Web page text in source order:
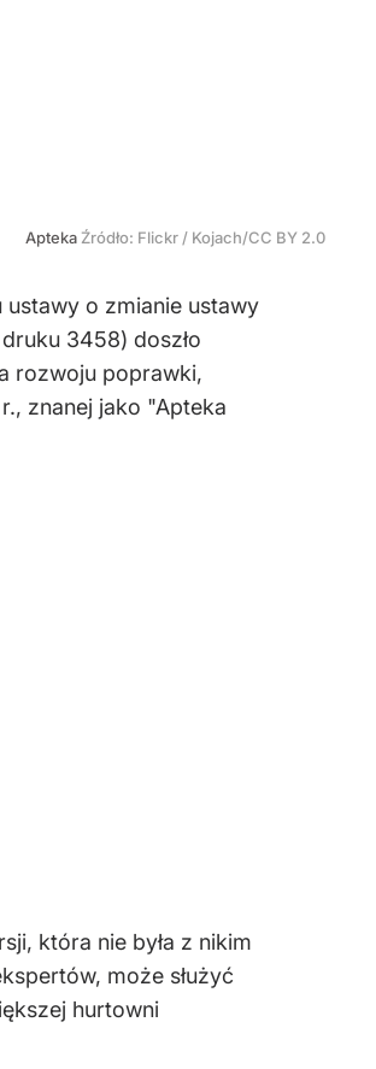
Apteka Źródło: Flickr / Kojach/CC BY 2.0
o zmianie ustawy
3458) doszło
rozwoju poprawki,
znanej jako "Apteka
która nie była z nikim
może służyć
hurtowni